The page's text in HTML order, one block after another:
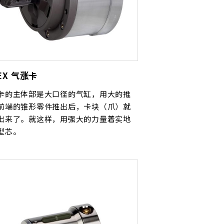
气涨卡
的主体部是大口径的气缸，用大的推
端的锥形零件推出后，卡块（爪）就
来了。就这样，用强大的力量着实地
芯。